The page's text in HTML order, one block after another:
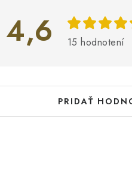
4,6 15 hodnotení
PRIDAŤ